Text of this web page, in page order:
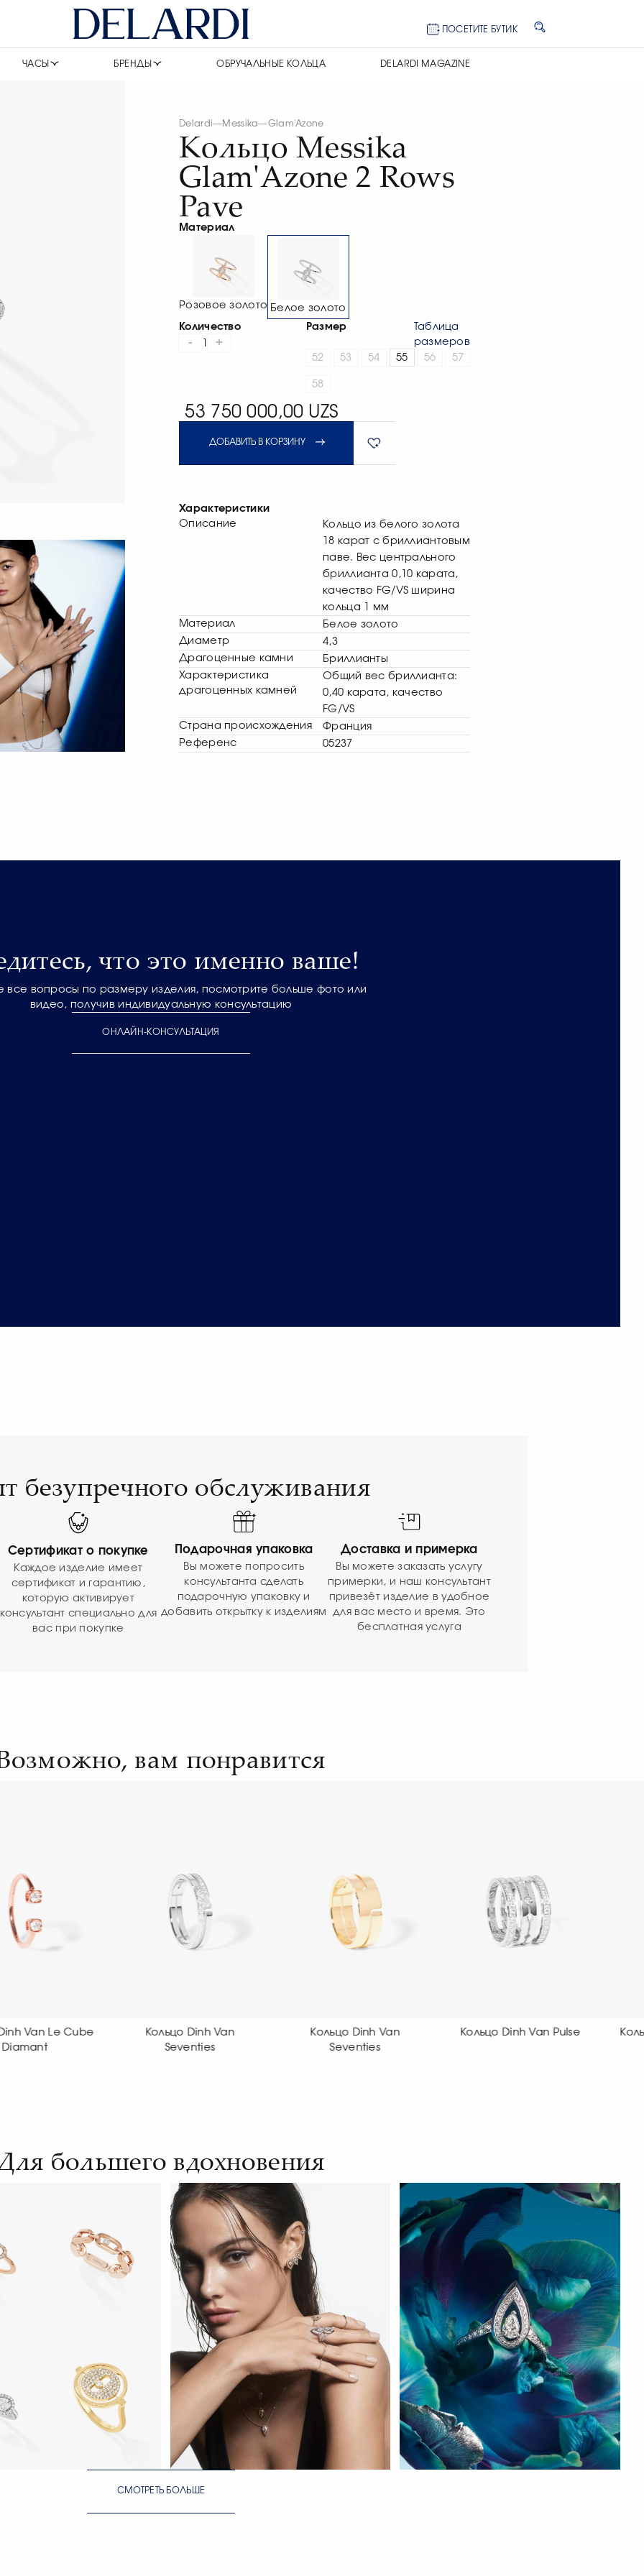
ПОСЕТИТЕ БУТИК
ЧАСЫ БРЕНДЫ ОБРУЧАЛЬНЫЕ КОЛЬЦА DELARDI MAGAZINE
Delardi—Messika—Glam'Azone
Кольцо Messika
Glam'Azone 2 Rows
Pave
Материал
Розовое золото Белое золото
Количество
- +
Размер
Таблица
размеров
52
53 54 55 56 57
58
53 750 000,00 UZS
ДОБАВИТЬ В КОРЗИНУ
Характеристики
Описание
Кольцо из белого золота
18 карат с бриллиантовым
паве. Вес центрального
бриллианта 0,10 карата,
качество FG/VS ширина
кольца 1 мм
Материал
Белое золото
Диаметр
4,3
Драгоценные камни
Бриллианты
Характеристика
драгоценных камней
Общий вес бриллианта:
0,40 карата, качество
FG/VS
Страна происхождения
Франция
Референс
05237
что это именно ваше!
все вопросы по размеру изделия, посмотрите больше фото или
видео, получив индивидуальную консультацию
ОНЛАЙН-КОНСУЛЬТАЦИЯ
безупречного обслуживания
Сертификат о покупке
Каждое изделие имеет
сертификат и гарантию,
которую активирует
консультант специально для
вас при покупке
Подарочная упаковка
Вы можете попросить
консультанта сделать
подарочную упаковку и
добавить открытку к изделиям
Доставка и примерка
Вы можете заказать услугу
примерки, и наш консультант
привезёт изделие в удобное
для вас место и время. Это
бесплатная услуга
вам понравится
Кольцо Dinh Van
Seventies
Кольцо Dinh Van
Seventies
Кольцо Dinh Van Pulse Кольцо Dinh Van Maillon
большего вдохновения
Move Link
СМОТРЕТЬ СЕЙЧАС
СМОТРЕТЬ БОЛЬШЕ